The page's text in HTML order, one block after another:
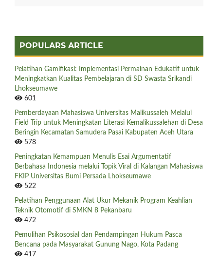
POPULARS ARTICLE
Pelatihan Gamifikasi: Implementasi Permainan Edukatif untuk
Meningkatkan Kualitas Pembelajaran di SD Swasta Srikandi
Lhokseumawe
601
Pemberdayaan Mahasiswa Universitas Malikussaleh Melalui
Field Trip untuk Meningkatan Literasi Kemalikussalehan di Desa
Beringin Kecamatan Samudera Pasai Kabupaten Aceh Utara
578
Peningkatan Kemampuan Menulis Esai Argumentatif
Berbahasa Indonesia melalui Topik Viral di Kalangan Mahasiswa
FKIP Universitas Bumi Persada Lhokseumawe
522
Pelatihan Penggunaan Alat Ukur Mekanik Program Keahlian
Teknik Otomotif di SMKN 8 Pekanbaru
472
Pemulihan Psikososial dan Pendampingan Hukum Pasca
Bencana pada Masyarakat Gunung Nago, Kota Padang
417